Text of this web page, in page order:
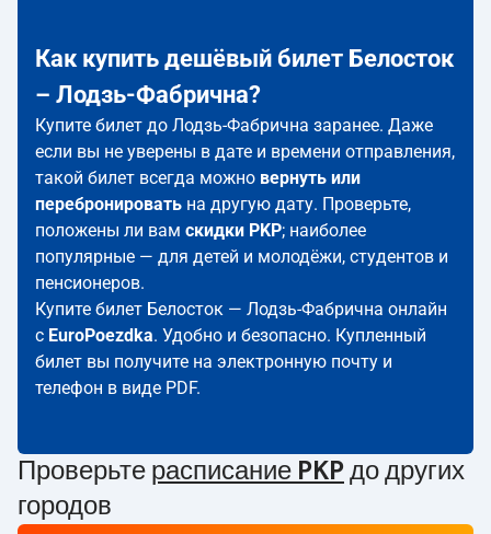
Как купить дешёвый билет Белосток
– Лодзь-Фабрична?
Купите билет до Лодзь-Фабрична заранее. Даже
если вы не уверены в дате и времени отправления,
такой билет всегда можно вернуть или
перебронировать на другую дату. Проверьте,
положены ли вам скидки PKP; наиболее
популярные — для детей и молодёжи, студентов и
пенсионеров.
Купите билет Белосток — Лодзь-Фабрична онлайн
с EuroPoezdka. Удобно и безопасно. Купленный
билет вы получите на электронную почту и
телефон в виде PDF.
Проверьте расписание PKP до других
городов